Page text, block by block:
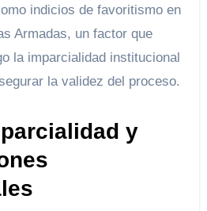
indicios de favoritismo en
Armadas, un factor que
la imparcialidad institucional
la validez del proceso.
y